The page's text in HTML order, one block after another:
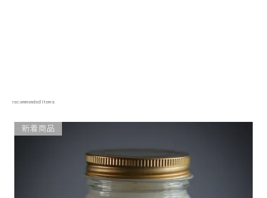
recommended items
新着商品